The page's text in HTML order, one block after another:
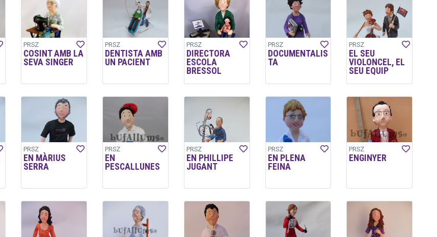
PRSZ
COSINT AMB LA
SEVA SINGER
PRSZ
DENTISTA AMB
UN PACIENT
PRSZ
DIRECTORA
ESCOLA
BRESSOL
PRSZ
DOCUMENTALIS
TA
PRSZ
EL SEU
VIOLONCEL, EL
SEU EQUIP
PRSZ
EN MÀRIUS
SERRA
PRSZ
EN
PESCALLUNES
PRSZ
EN PHILLIPE
JUGANT
PRSZ
EN PLENA
FEINA
PRSZ
ENGINYER